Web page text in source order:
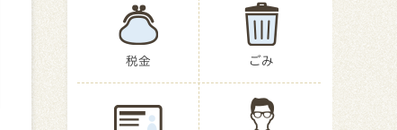
税金 ごみ